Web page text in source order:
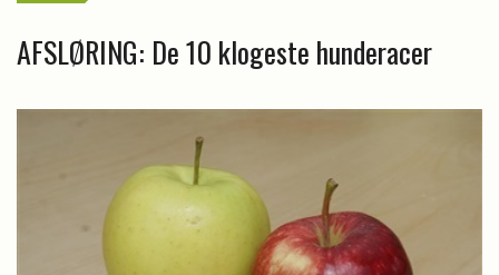
AFSLØRING: De 10 klogeste hunderacer